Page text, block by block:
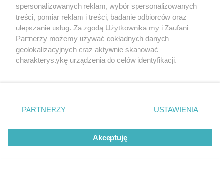
Ekstraklasa. Korona Kielce gotowa
na starcie z liderem
Domowy spray na muchy. Ten prosty
spersonalizowanych reklam, wybór spersonalizowanych
treści, pomiar reklam i treści, badanie odbiorców oraz
ulepszanie usług. Za zgodą Użytkownika my i Zaufani
Partnerzy możemy używać dokładnych danych
geolokalizacyjnych oraz aktywnie skanować
charakterystykę urządzenia do celów identyfikacji.
zmienić/wycofać klikając przycisk ustawień prywatności
znajdujący się w lewym dolnym rogu strony
rodzaje przetwarzania danych nie wymagają zgody
użytkownika, ale masz prawo sprzeciwić się takiemu
przetwarzaniu. Preferencje będą miały zastosowanie tylko
PARTNERZY USTAWIENIA
Akceptuję